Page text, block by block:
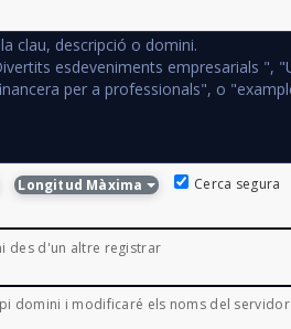
Longitud Màxima Cerca segura
des d'un altre registrar
domini i modificaré els noms del servidor